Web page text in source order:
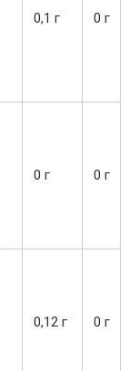
0,1 г 0 г
0 г 0 г
0,12 г 0 г